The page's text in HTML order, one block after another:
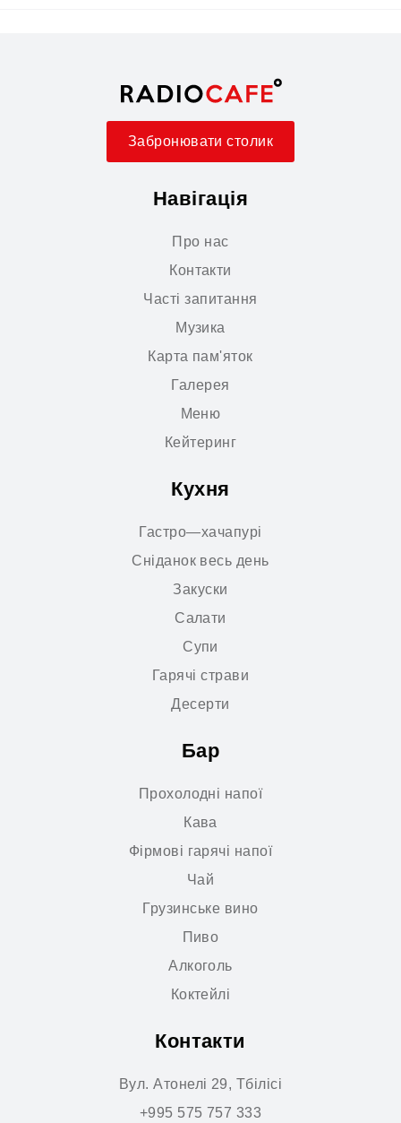
Забронювати столик
Навігація
Про нас
Контакти
Часті запитання
Музика
Карта пам'яток
Галерея
Меню
Кейтеринг
Кухня
Гастро—хачапурі
Сніданок весь день
Закуски
Салати
Супи
Гарячі страви
Десерти
Бар
Прохолодні напої
Кава
Фірмові гарячі напої
Чай
Грузинське вино
Пиво
Алкоголь
Коктейлі
Контакти
Вул. Атонелі 29, Тбілісі
+995 575 757 333